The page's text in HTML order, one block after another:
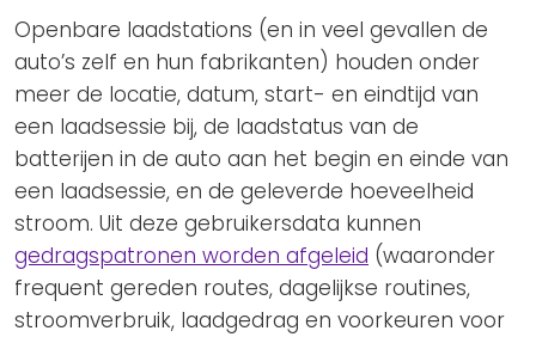
Openbare laadstations (en in veel gevallen de
auto’s zelf en hun fabrikanten) houden onder
meer de locatie, datum, start- en eindtijd van
een laadsessie bij, de laadstatus van de
batterijen in de auto aan het begin en einde van
een laadsessie, en de geleverde hoeveelheid
stroom. Uit deze gebruikersdata kunnen
gedragspatronen worden afgeleid (waaronder
frequent gereden routes, dagelijkse routines,
stroomverbruik, laadgedrag en voorkeuren voor